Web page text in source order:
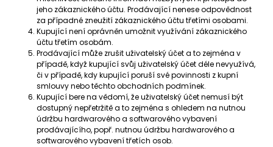
jeho zákaznického účtu. Prodávající nenese odpovědnost
za případné zneužití zákaznického účtu třetími osobami.
Kupující není oprávněn umožnit využívání zákaznického
účtu třetím osobám.
Prodávající může zrušit uživatelský účet a to zejména v
případě, když kupující svůj uživatelský účet déle nevyužívá,
či v případě, kdy kupující poruší své povinnosti z kupní
smlouvy nebo těchto obchodních podmínek.
Kupující bere na vědomí, že uživatelský účet nemusí být
dostupný nepřetržitě a to zejména s ohledem na nutnou
údržbu hardwarového a softwarového vybavení
prodávajícího, popř. nutnou údržbu hardwarového a
softwarového vybavení třetích osob.